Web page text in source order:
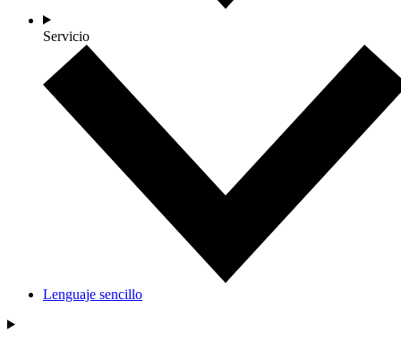
Servicio
Lenguaje sencillo